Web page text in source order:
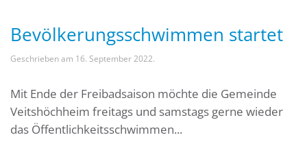
Bevölkerungsschwimmen startet
Geschrieben am 16. September 2022.
Mit Ende der Freibadsaison möchte die Gemeinde
Veitshöchheim freitags und samstags gerne wieder
das Öffentlichkeitsschwimmen...